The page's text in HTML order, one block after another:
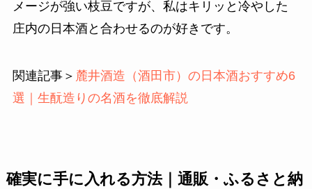
メージが強い枝豆ですが、私はキリッと冷やした
庄内の日本酒と合わせるのが好きです。
関連記事＞ 麓井酒造（酒田市）の日本酒おすすめ6
選｜生酛造りの名酒を徹底解説
確実に手に入れる方法｜通販・ふるさと納